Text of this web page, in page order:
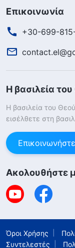
Επικοινωνία
+30-699-
Η βασιλεία
Η βασιλεία του
εισέλθετε στη
Ακολουθήστε
Όροι Χρήσης
Συντελεστές